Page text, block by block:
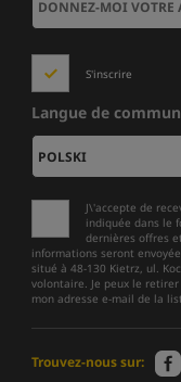
S'inscrire
Langue de
J\'accepte de
indiquée dans le
dernières offres
informations seront
situé à 48-130 Kietrz, ul.
volontaire. Je peux le
mon adresse e-mail de la
Trouvez-nous sur: